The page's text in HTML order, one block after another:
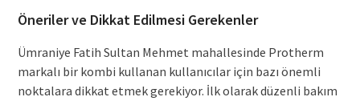
Öneriler ve Dikkat Edilmesi Gerekenler
Ümraniye Fatih Sultan Mehmet mahallesinde Protherm
markalı bir kombi kullanan kullanıcılar için bazı önemli
noktalara dikkat etmek gerekiyor. İlk olarak düzenli bakım